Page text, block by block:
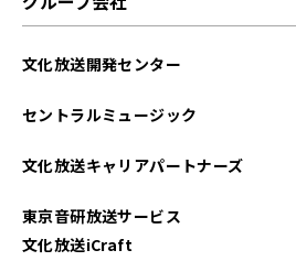
2025年04月
文化放送開発センター
セントラルミュージック
文化放送キャリアパートナーズ
東京音研放送サービス
文化放送iCraft